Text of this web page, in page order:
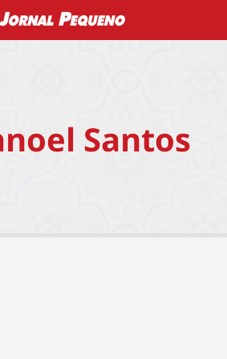
Santos